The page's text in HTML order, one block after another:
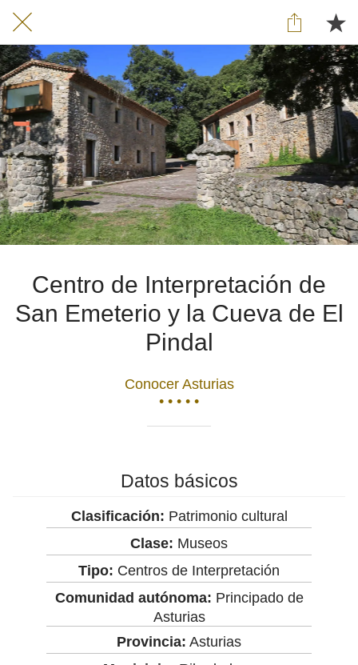
Centro de Interpretación de
San Emeterio y la Cueva de El
Pindal
Conocer Asturias
• • • • •
Datos básicos
Clasificación: Patrimonio cultural
Clase: Museos
Tipo: Centros de Interpretación
Comunidad autónoma: Principado de
Asturias
Provincia: Asturias